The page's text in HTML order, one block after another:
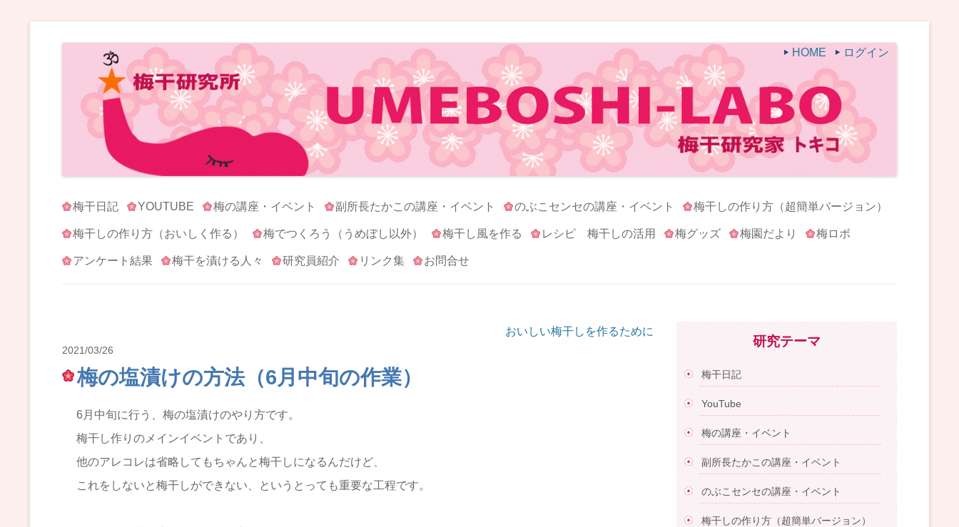
梅干研究所 UMEBOSHI-LABO
WE LOVE UMEBOSHI HOME ログイン
コンテンツへ移動
梅干日記 YOUTUBE 梅の講座・イベント 副所長たかこの講座・イベント のぶこセンセの講座・イベント 梅干しの作り方（超簡単バージョン）
梅干しの作り方（おいしく作る） 梅でつくろう（うめぼし以外） 梅干し風を作る レシピ 梅干しの活用 梅グッズ 梅園だより 梅ロボ
アンケート結果 梅干を漬ける人々 研究員紹介 リンク集 お問合せ
おいしい梅干しを作るために
2021/03/26
梅の塩漬けの方法（6月中旬の作業）
6月中旬に行う、梅の塩漬けのやり方です。
梅干し作りのメインイベントであり、
他のアレコレは省略してもちゃんと梅干しになるんだけど、
これをしないと梅干しができない、というとっても重要な工程です。
研究テーマ
梅干日記
YouTube
梅の講座・イベント
副所長たかこの講座・イベント
のぶこセンセの講座・イベント
梅干しの作り方（超簡単バージョン）